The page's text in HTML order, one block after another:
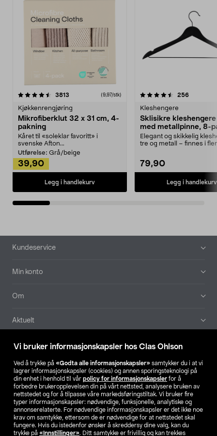
Vi bruker informasjonskapsler hos Clas Ohlson
Ved å trykke på «Godta alle informasjonskapsler» samtykker du i at vi
lagrer informasjonskapsler (cookies) og annen sporingsteknologi på
din enhet i henhold til vår policy for informasjonskapsler for å
forbedre brukeropplevelsen din på vårt nettsted, analysere bruken av
nettstedet og for å tilpasse våre markedsføringstiltak. Vi bruker fire
typer informasjonskapsler: nødvendige, funksjonelle, analytiske og
annonserelaterte. For nødvendige informasjonskapsler er det ikke noe
krav om samtykke, ettersom de er nødvendige for at nettstedet skal
fungere. Hvis du istedenfor ønsker å skreddersy dine valg, kan du
trykke på «Innstillinger». Ditt samtykke er frivillig og kan trekkes
3813 anmeldelser(9,97/stk)
Kjøkkenrengjøring
Mikrofiberklut 32 x 31 cm, 4-
pakning
Kåret til «soleklar favoritt» i
svenske Afton...
Utførelse: Grå/beige
39,90
Legg i handlekurv
4.5av 5 stjerner 256
Kleshengere
Sklisikre
med metallpinne, 8-
Elegant og skikkelig
tre og metall – finnes i
79,90
Legg i handlekurv
4.5av 5 stjerner
Bunntekst
Kundeservice
Min konto
Om
Aktuelt
Våre selskaper
Finn din butikk
SE NO FI